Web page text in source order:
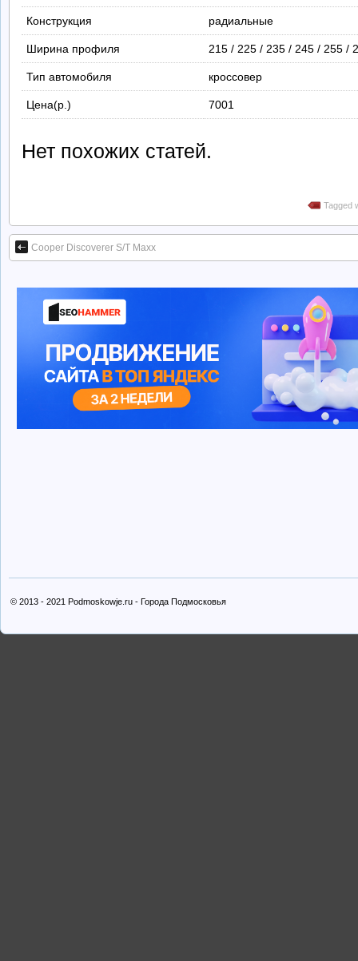
Конструкция радиальные
Ширина профиля 215 / 225 / 235 / 245 / 255 /
Тип автомобиля кроссовер
Цена(р.) 7001
Нет похожих статей.
Tagged
Cooper Discoverer S/T Maxx
© 2013 - 2021 Podmoskowje.ru - Города Подмосковья